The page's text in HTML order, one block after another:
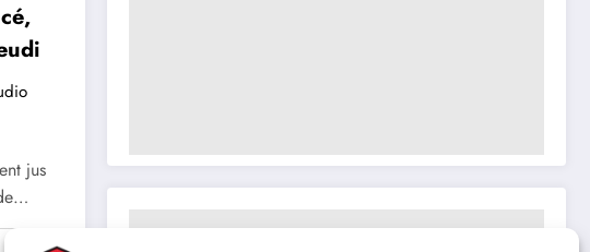
jus